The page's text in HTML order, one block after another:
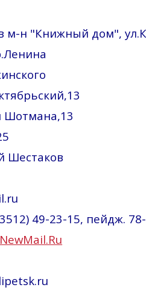
м-н "Книжный дом",
.Ленина
ктябрьский,13
Шотмана,13
Шестаков
49-23-15, пейдж.